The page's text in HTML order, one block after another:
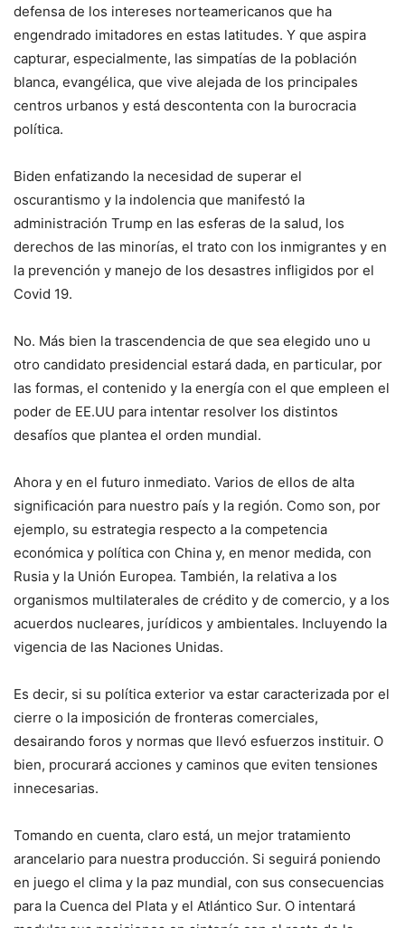
defensa de los intereses norteamericanos que ha
engendrado imitadores en estas latitudes. Y que aspira
capturar, especialmente, las simpatías de la población
blanca, evangélica, que vive alejada de los principales
centros urbanos y está descontenta con la burocracia
política.
Biden enfatizando la necesidad de superar el
oscurantismo y la indolencia que manifestó la
administración Trump en las esferas de la salud, los
derechos de las minorías, el trato con los inmigrantes y en
la prevención y manejo de los desastres infligidos por el
Covid 19.
No. Más bien la trascendencia de que sea elegido uno u
otro candidato presidencial estará dada, en particular, por
las formas, el contenido y la energía con el que empleen el
poder de EE.UU para intentar resolver los distintos
desafíos que plantea el orden mundial.
Ahora y en el futuro inmediato. Varios de ellos de alta
significación para nuestro país y la región. Como son, por
ejemplo, su estrategia respecto a la competencia
económica y política con China y, en menor medida, con
Rusia y la Unión Europea. También, la relativa a los
organismos multilaterales de crédito y de comercio, y a los
acuerdos nucleares, jurídicos y ambientales. Incluyendo la
vigencia de las Naciones Unidas.
Es decir, si su política exterior va estar caracterizada por el
cierre o la imposición de fronteras comerciales,
desairando foros y normas que llevó esfuerzos instituir. O
bien, procurará acciones y caminos que eviten tensiones
innecesarias.
Tomando en cuenta, claro está, un mejor tratamiento
arancelario para nuestra producción. Si seguirá poniendo
en juego el clima y la paz mundial, con sus consecuencias
para la Cuenca del Plata y el Atlántico Sur. O intentará